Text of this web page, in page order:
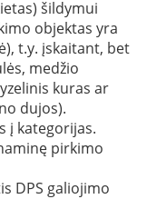
šildymui
objektas yra
t.y. įskaitant, bet
medžio
kuras ar
dujos).
į kategorijas.
pirkimo
DPS galiojimo